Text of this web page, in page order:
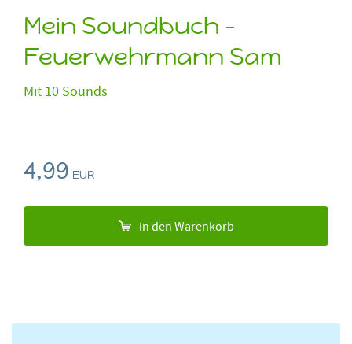
Mein Soundbuch -
Feuerwehrmann Sam
Mit 10 Sounds
4,99 EUR
in den Warenkorb